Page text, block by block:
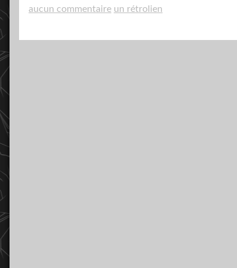
aucun commentaire un rétrolien